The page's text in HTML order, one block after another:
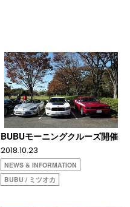
BUBUモーニングクルーズ開催
2018.10.23
NEWS & INFORMATION
BUBU / ミツオカ